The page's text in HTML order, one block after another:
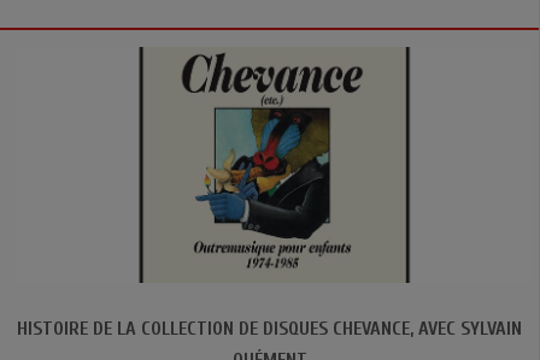
HISTOIRE DE LA COLLECTION DE DISQUES CHEVANCE, AVEC SYLVAIN